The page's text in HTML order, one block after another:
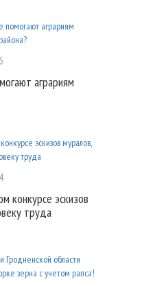
аграриям
конкурсе эскизов
труда